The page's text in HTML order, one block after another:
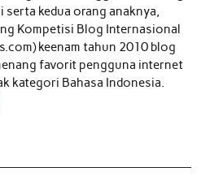
kedua orang anaknya,
Kompetisi Blog Internasional
keenam tahun 2010 blog
favorit pengguna internet
kategori Bahasa Indonesia.